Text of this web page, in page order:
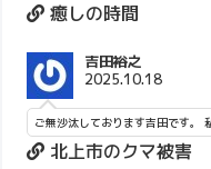
癒しの時間
吉田裕之
2025.10.18
ご無沙汰しております吉田です。
北上市のクマ被害